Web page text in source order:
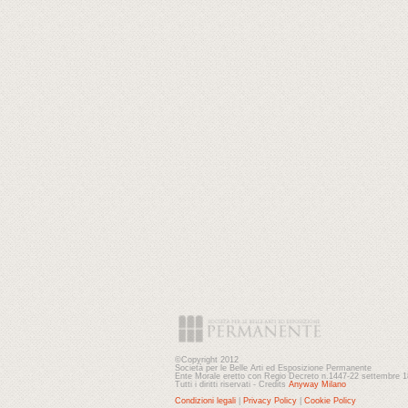
©Copyright 2012
Società per le Belle Arti ed Esposizione Permanente
Ente Morale eretto con Regio Decreto n.1447-22 settembre
Tutti i diritti riservati - Credits Anyway Milano
Condizioni legali
Privacy Policy Cookie Policy